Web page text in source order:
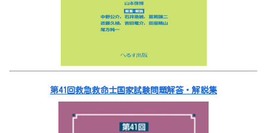
第41回救急救命士国家試験問題解答・解説集